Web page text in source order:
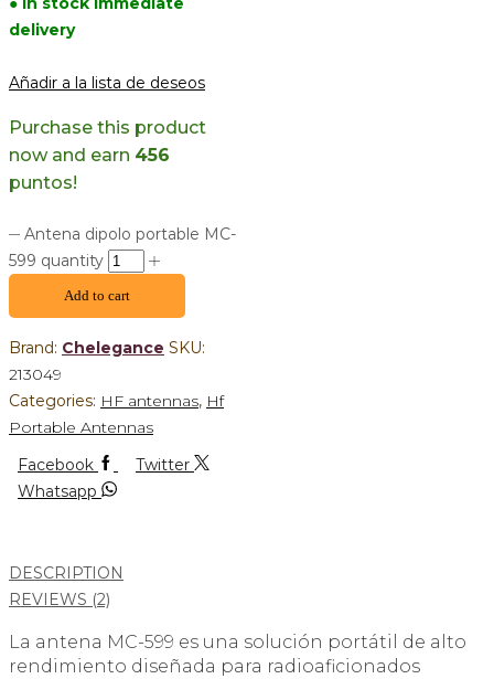
delivery
Añadir a la lista de deseos
Purchase this product
now and earn 456
puntos!
Antena dipolo portable MC-
599 quantity
Add to cart
Brand: Chelegance SKU:
213049
Categories: HF antennas, Hf
Portable Antennas
Facebook
Twitter
Whatsapp
DESCRIPTION
REVIEWS (2)
La antena MC-599 es una solución portátil de alto
rendimiento diseñada para radioaficionados